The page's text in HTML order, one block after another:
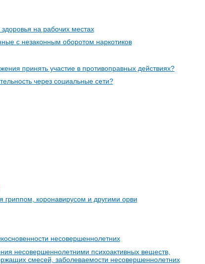
на рабочих местах
с незаконным оборотом наркотиков
принять участие в противоправных действиях?
через социальные сети?
гриппом, коронавирусом и другими орви
несовершеннолетних
несовершеннолетними психоактивных веществ,
смесей, заболеваемости несовершеннолетних